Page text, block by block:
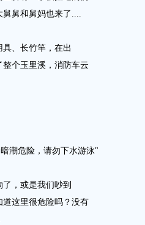
舅和舅妈也来了....
、长竹竿，在出
个玉里溪，消防车云
潮危险，请勿下水游泳"
，或是我们吵到
这里很危险吗？没有